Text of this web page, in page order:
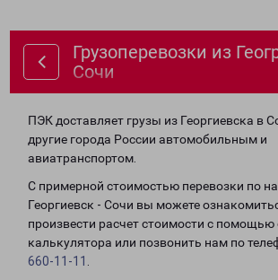
Грузоперевозки из
Сочи
ПЭК доставляет грузы из Георгиевска в
другие города России автомобильным и
авиатранспортом.
С примерной стоимостью перевозки по
Георгиевск - Сочи вы можете
произвести расчет стоимости с помощью
калькулятора или позвонить нам по
660-11-11